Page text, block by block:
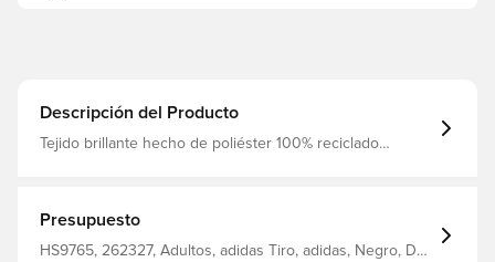
Descripción del Producto
Tejido brillante hecho de poliéster 100% reciclado
Presupuesto
HS9765, 262327, Adultos, adidas Tiro, adidas, Negro, De